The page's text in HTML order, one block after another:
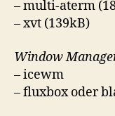
– multi-aterm
– xvt (139kB)
Window
– icewm
– fluxbox oder